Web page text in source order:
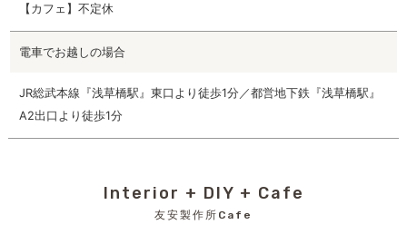
【カフェ】不定休
電車でお越しの場合
JR総武本線『浅草橋駅』東口より徒歩1分／都営地下鉄『浅草橋駅』
A2出口より徒歩1分
Interior + DIY + Cafe
友安製作所Cafe